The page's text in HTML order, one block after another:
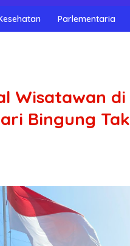
Parlementaria
Wisatawan di
Bingung Tak